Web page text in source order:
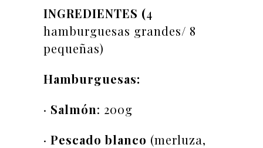
INGREDIENTES (4
hamburguesas grandes/ 8
pequeñas)
Hamburguesas:
· Salmón: 200g
· Pescado blanco (merluza,